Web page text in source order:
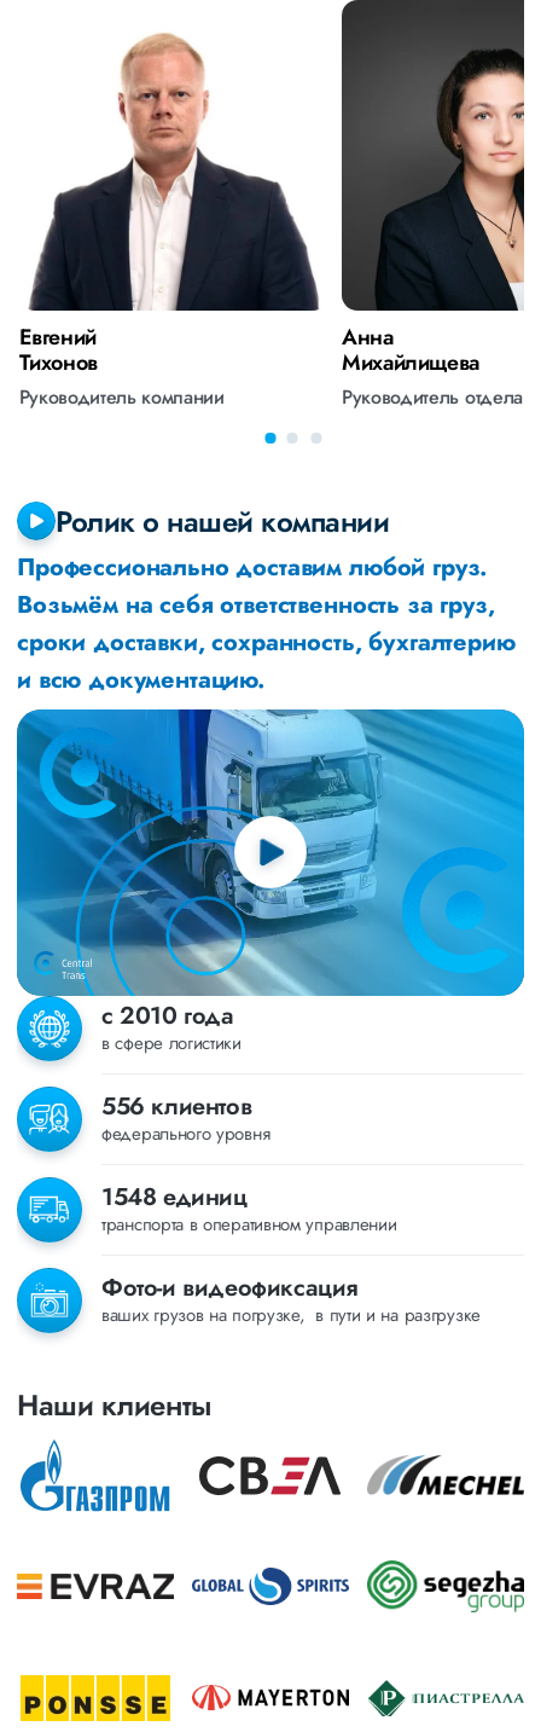
Евгений
Тихонов
Руководитель компании
Анна
Михайлищева
Руководитель отдела
Ролик о нашей компании
Профессионально доставим любой груз.
Возьмём на себя ответственность за груз,
сроки доставки, сохранность, бухгалтерию
и всю документацию.
с 2010 года
в сфере логистики
556 клиентов
федерального уровня
1548 единиц
транспорта в оперативном управлении
Фото-и видеофиксация
ваших грузов на погрузке, в пути и на разгрузке
Наши клиенты